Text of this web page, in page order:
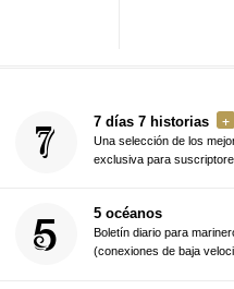
7 días 7 historias
Una selección de los
exclusiva para
5 océanos
Boletín diario para
(conexiones de baja